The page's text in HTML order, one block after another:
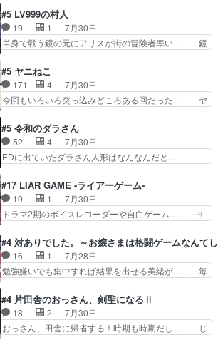
てコミティアっていいなあ。同… コミティア参加
のしおりを徹夜で作る先生(… お母さん、娘にあ
んな漫画描かれたら泣いち…
歳まで童貞だと魔法使いになれるという… こっち
の諏訪の三大将もまたクセが強いw色… 頼重が完
全にブレーンだよね毎回敵キャラが… 弧次郎「欲
を我慢して強くなれるなら大飯食… 変化球な演出
ていただきました！最終的に… この高らかなDT
宣言、合田一人に通じるも… この作品は近年稀に
見るおっさんキャラの充…
#5 LV999の村人
19 1
7月30日
単身で戦う鏡の元にアリスが街の冒険者率い… 鏡
なががんばってくれたアリスの父ちゃん… 成長限
界が999である村人と定めた上位存… 大規模バト
ルシーンなのに会話してばっかり… やっぱり勇者
より強かったか笑統率力LV9… 普通の人間の親子
組みか‥Lv200帯の… そのために役割を超越する
者の出現させるた… アリスのお陰で他の勇者達も
共闘してくれ魔…
#5 ヤニねこ
171 4
7月30日
今回もいろいろ突っ込みどころある回だった… ヤ
ちゃんの恋愛話をしたり、タバコを生産… ここう
っすら思ったことズバリ言ってくれて… おかし
い、さわやかだ 世話好きの陰に支配… ヤクねこ
のクワガタ取りの話見て切なくなっ… 普段は選別
れww唐突な作画力の正… なんか今日はかなり一
瞬で終わっちまったっ… 先週と比べてまだまとも
に見えた。4話は過…
#5 令和のダラさん
52 4
7月30日
EDに出ていたダラさん人形はなんなんだと…
惨な過去がきっちり現代に継承されている… ダラ
さんと姉弟の母との出会いの話やはりダ… ダラさ
んの過去話も佳境…げに恐ろしいは人… 第５話感
想：２人の過剰な貢ぎ物?の礼とし… 第５話感
系列が4話と入れ替わってるのね… こんなデカイ
のどうやって運ぶんだよ！？姉… ダラさん、人型
形態にもなれるんか!?w髪…
#17 LIAR GAME -ライアーゲーム-
10 1
7月30日
ドラマ2期のボイスレコーダーや自白ゲーム… ヨ
国の奴らも馬鹿が多いが、夜の国も同じ… ご視聴
ありがとうございました来週もよろし… 握った◯
治郎（中の人的に）仲間であるプレ… ヨコヤの頭
の回転の速さと人間の心理を利用… 夜の国のヨコ
で夜の国の独裁支配を強化、… やはりヨコヤいい
ですね。昼の国が勝てる流… 役で出演いたしまし
た。次回も緊張が止まり…
#4 対ありでした。～お嬢さまは格闘ゲームなんてし
16 1
7月28日
勉強嫌いでも集中すれば結果を出せる美緒が… 毎
なゲームも相手が強すぎるとやる気無く… テー
マ：テスト勉強と大会感想は、美緒がテ… すげー
ーーーーーーーー良い……。女性声優… 深夜の格
ゲー対戦よりテストの方がよっぽど… 真剣に授業
#4 片田舎のおっさん、剣聖になるⅡ
18 2
7月30日
おっさん、田舎に帰省する！時期も時期だし… じ